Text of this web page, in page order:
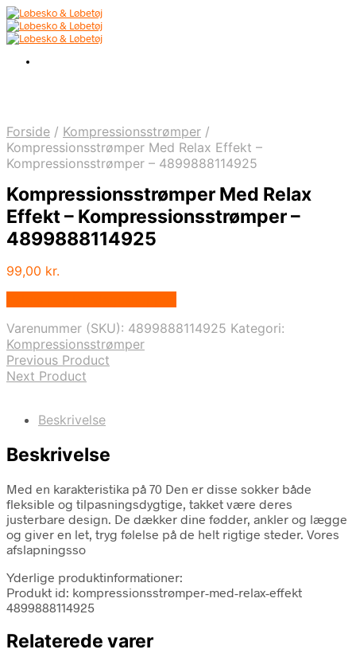
Forside / Kompressionsstrømper /
Kompressionsstrømper Med Relax Effekt –
Kompressionsstrømper – 4899888114925
Kompressionsstrømper Med Relax
Effekt – Kompressionsstrømper –
4899888114925
99,00 kr.
Varenummer (SKU): 4899888114925 Kategori:
Kompressionsstrømper
Previous Product
Next Product
Beskrivelse
Beskrivelse
Med en karakteristika på 70 Den er disse sokker både
fleksible og tilpasningsdygtige, takket være deres
justerbare design. De dækker dine fødder, ankler og lægge
og giver en let, tryg følelse på de helt rigtige steder. Vores
afslapningsso
Yderlige produktinformationer:
Produkt id: kompressionsstrømper-med-relax-effekt
4899888114925
Relaterede varer